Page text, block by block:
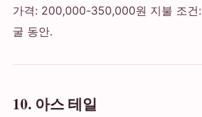
가격: 200,000-350,000원 지불 조건
굴 동안.
10. 아스 테일